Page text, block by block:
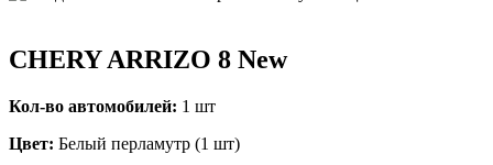
CHERY ARRIZO 8 New
Кол-во автомобилей: 1 шт
Цвет: Белый перламутр (1 шт)